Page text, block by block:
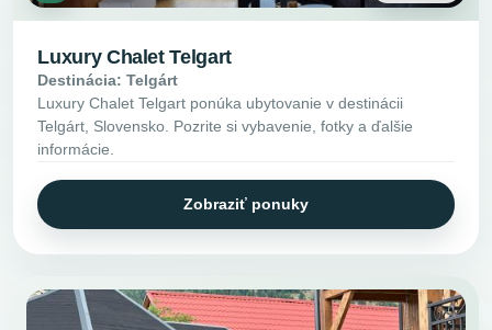
Luxury Chalet Telgart
Destinácia: Telgárt
Luxury Chalet Telgart ponúka ubytovanie v destinácii
Telgárt, Slovensko. Pozrite si vybavenie, fotky a ďalšie
informácie.
Zobraziť ponuky